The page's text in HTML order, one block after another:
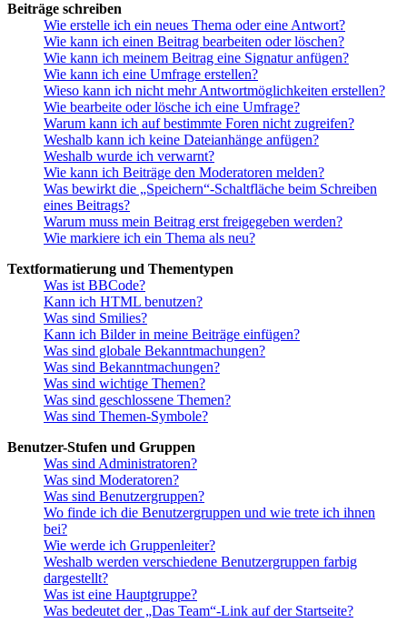
Beiträge schreiben
Wie erstelle ich ein neues Thema oder eine Antwort?
Wie kann ich einen Beitrag bearbeiten oder löschen?
Wie kann ich meinem Beitrag eine Signatur anfügen?
Wie kann ich eine Umfrage erstellen?
Wieso kann ich nicht mehr Antwortmöglichkeiten erstellen?
Wie bearbeite oder lösche ich eine Umfrage?
Warum kann ich auf bestimmte Foren nicht zugreifen?
Weshalb kann ich keine Dateianhänge anfügen?
Weshalb wurde ich verwarnt?
Wie kann ich Beiträge den Moderatoren melden?
Was bewirkt die „Speichern“-Schaltfläche beim Schreiben
eines Beitrags?
Warum muss mein Beitrag erst freigegeben werden?
Wie markiere ich ein Thema als neu?
Textformatierung und Thementypen
Was ist BBCode?
Kann ich HTML benutzen?
Was sind Smilies?
Kann ich Bilder in meine Beiträge einfügen?
Was sind globale Bekanntmachungen?
Was sind Bekanntmachungen?
Was sind wichtige Themen?
Was sind geschlossene Themen?
Was sind Themen-Symbole?
Benutzer-Stufen und Gruppen
Was sind Administratoren?
Was sind Moderatoren?
Was sind Benutzergruppen?
Wo finde ich die Benutzergruppen und wie trete ich ihnen
bei?
Wie werde ich Gruppenleiter?
Weshalb werden verschiedene Benutzergruppen farbig
dargestellt?
Was ist eine Hauptgruppe?
Was bedeutet der „Das Team“-Link auf der Startseite?